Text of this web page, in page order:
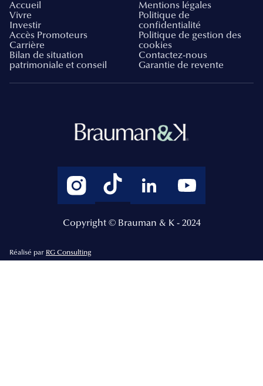
Accueil
Vivre
Investir
Accès Promoteurs
Carrière
Bilan de situation
patrimoniale et conseil
Mentions légales
Politique de
confidentialité
Politique de gestion des
cookies
Contactez-nous
Garantie de revente
Copyright © Brauman & K - 2024
Réalisé par RG Consulting